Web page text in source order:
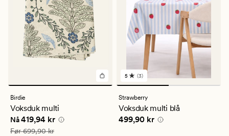
Birdie
Voksduk multi
Nåværende pris
Nå419,94 kr
Vanlig pris 699,90 kr
Før699,90 kr
3
anmeldelser
med
en
gjennomsnittlig
vurdering
5 (3)
Strawberry
Voksduk multi blå
Pris 499,90 kr
499,90 kr